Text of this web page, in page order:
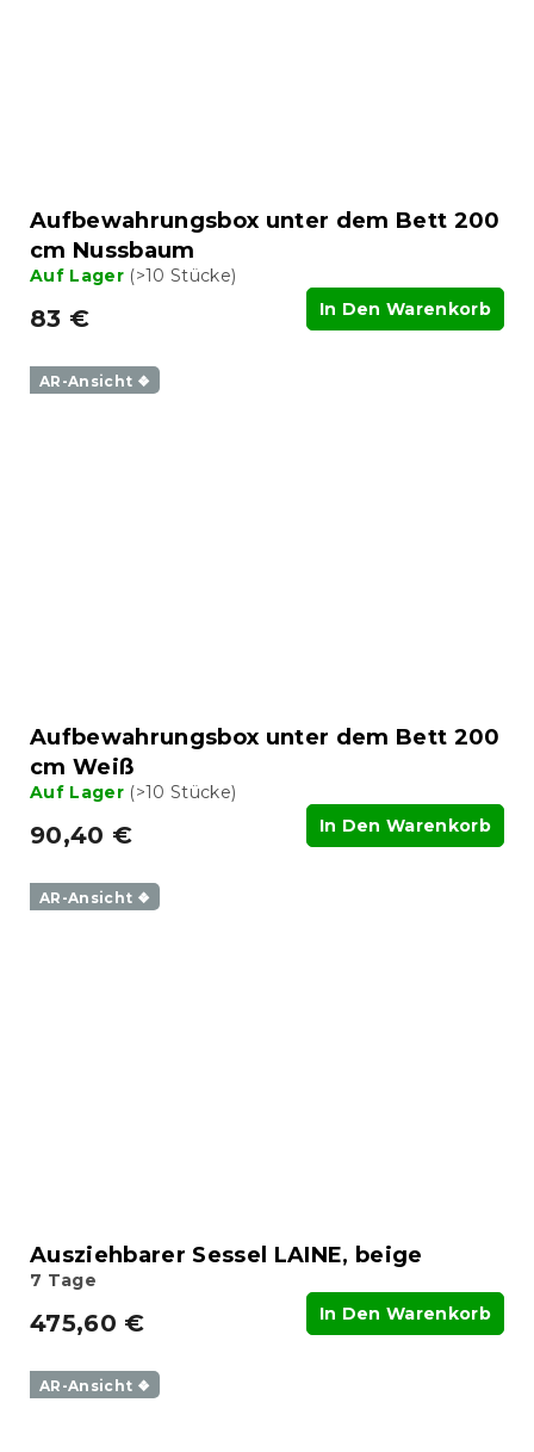
Aufbewahrungsbox unter dem Bett 200
cm Nussbaum
Auf Lager (>10 Stücke)
83 € In Den Warenkorb
AR-Ansicht ❖
Aufbewahrungsbox unter dem Bett 200
cm Weiß
Auf Lager (>10 Stücke)
90,40 € In Den Warenkorb
AR-Ansicht ❖
Ausziehbarer Sessel LAINE, beige
7 Tage
475,60 € In Den Warenkorb
AR-Ansicht ❖